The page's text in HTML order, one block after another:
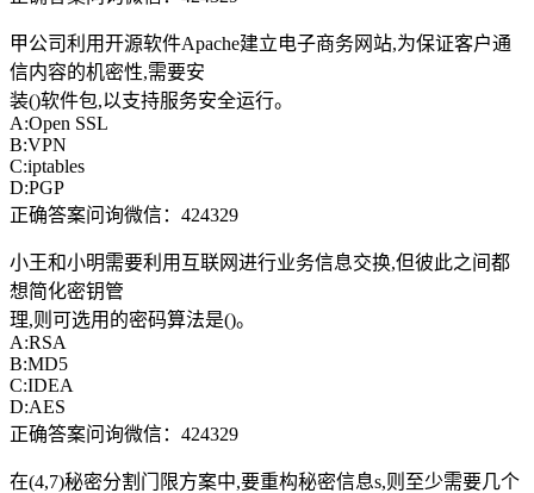
甲公司利用开源软件Apache建立电子商务网站,为保证客户通
信内容的机密性,需要安
装()软件包,以支持服务安全运行。
A:Open SSL
B:VPN
C:iptables
D:PGP
正确答案问询微信：424329
小王和小明需要利用互联网进行业务信息交换,但彼此之间都
想简化密钥管
理,则可选用的密码算法是()。
A:RSA
B:MD5
C:IDEA
D:AES
正确答案问询微信：424329
在(4,7)秘密分割门限方案中,要重构秘密信息s,则至少需要几个